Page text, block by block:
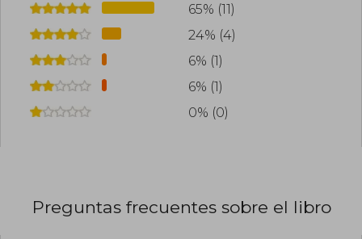
65% (11)
24% (4)
6% (1)
6% (1)
0% (0)
Preguntas frecuentes sobre el libro